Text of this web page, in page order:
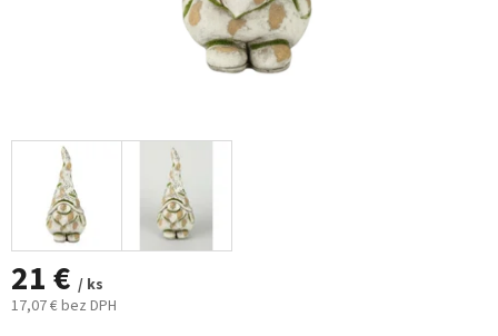
21 € / ks
17,07 € bez DPH